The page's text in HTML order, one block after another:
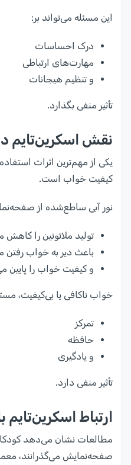
این مسئله می‌تواند بر:
درک احساسات
مهارت‌های ارتباطی
و تنظیم هیجانات
تأثیر منفی بگذارد.
نقش اسکرین‌تایم
یکی از مهم‌ترین اثرات
کیفیت خواب است.
نور آبی ساطع‌شده از
تولید ملاتونین را
باعث دیر به خواب
و کیفیت خواب را پایین
خواب ناکافی یا بی‌کیفیت،
تمرکز
حافظه
و یادگیری
تأثیر منفی دارد.
ارتباط
مطالعات نشان می‌دهد
صفحه‌نمایش می‌گذرانند،